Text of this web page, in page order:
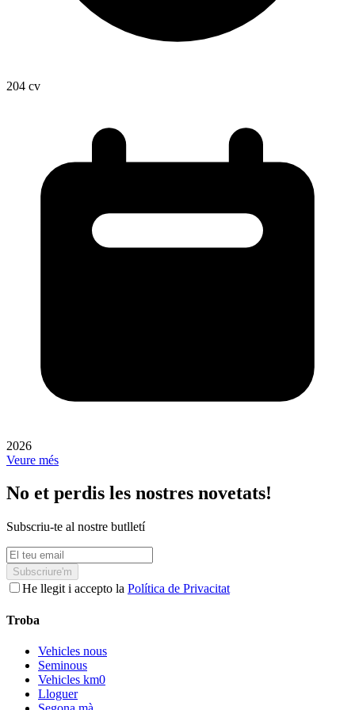
204 cv
2026
Veure més
No et perdis les nostres novetats!
Subscriu-te al nostre butlletí
Subscriure'm
He llegit i accepto la Política de Privacitat
Troba
Vehicles nous
Seminous
Vehicles km0
Lloguer